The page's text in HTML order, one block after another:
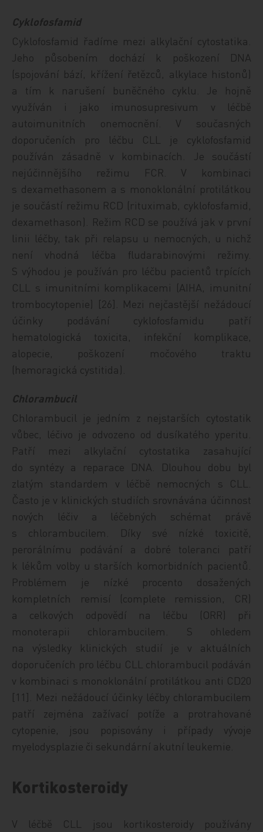
Cyklofosfamid
Cyklofosfamid řadíme mezi alkylační cytostatika.
Jeho působením dochází k poškození DNA
(spojování bází, křížení řetězců, alkylace histonů)
a tím k narušení buněčného cyklu. Je hojně
využíván i jako imunosupresivum v léčbě
autoimunitních onemocnění. V současných
doporučeních pro léčbu CLL je cyklofosfamid
používán zásadně v kombinacích. Je součástí
nejúčinnějšího režimu FCR. V kombinaci
s dexamethasonem a s monoklonální protilátkou
je součástí režimu RCD (rituximab, cyklofosfamid,
dexamethason). Režim RCD se používá jak v první
linii léčby, tak při relapsu u nemocných, u nichž
není vhodná léčba fludarabinovými režimy.
S výhodou je používán pro léčbu pacientů trpících
CLL s imunitními komplikacemi (AIHA, imunitní
trombocytopenie) [26]. Mezi nejčastější nežádoucí
účinky podávání cyklofosfamidu patří
hematologická toxicita, infekční komplikace,
alopecie, poškození močového traktu
(hemoragická cystitida).
Chlorambucil
Chlorambucil je jedním z nejstarších cytostatik
vůbec, léčivo je odvozeno od dusíkatého yperitu.
Patří mezi alkylační cytostatika zasahující
do syntézy a reparace DNA. Dlouhou dobu byl
zlatým standardem v léčbě nemocných s CLL.
Často je v klinických studiích srovnávána účinnost
nových léčiv a léčebných schémat právě
s chlorambucilem. Díky své nízké toxicitě,
perorálnímu podávání a dobré toleranci patří
k lékům volby u starších komorbidních pacientů.
Problémem je nízké procento dosažených
kompletních remisí (complete remission, CR)
a celkových odpovědí na léčbu (ORR) při
monoterapii chlorambucilem. S ohledem
na výsledky klinických studií je v aktuálních
doporučeních pro léčbu CLL chlorambucil podáván
v kombinaci s monoklonální protilátkou anti CD20
[11]. Mezi nežádoucí účinky léčby chlorambucilem
patří zejména zažívací potíže a protrahované
cytopenie, jsou popisovány i případy vývoje
myelodysplazie či sekundární akutní leukemie.
Kortikosteroidy
V léčbě CLL jsou kortikosteroidy používány